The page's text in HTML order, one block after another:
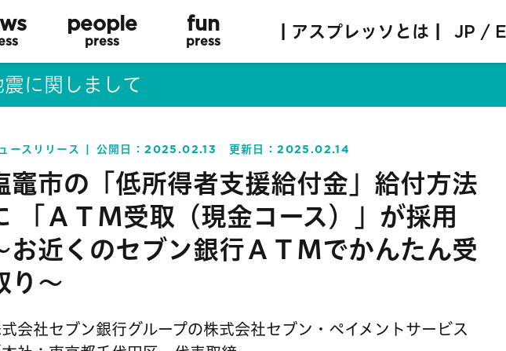
people
press
fun
press | アスプレッソとは | JP
に関しまして
ースリリース 公開日：2025.02.13 更新日：2025.02.14
竈市の「低所得者支援給付金」給付方法
「ＡＴＭ受取（現金コース）」が採用
お近くのセブン銀行ＡＴＭでかんたん受
り～
会社セブン銀行グループの株式会社セブン・ペイメントサービス